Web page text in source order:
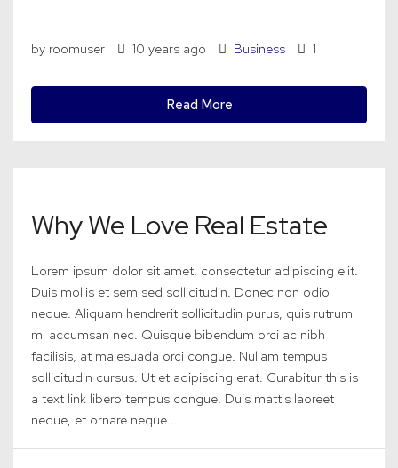
by roomuser 10 years ago Business 1
Read More
Why We Love Real Estate
Lorem ipsum dolor sit amet, consectetur adipiscing elit.
Duis mollis et sem sed sollicitudin. Donec non odio
neque. Aliquam hendrerit sollicitudin purus, quis rutrum
mi accumsan nec. Quisque bibendum orci ac nibh
facilisis, at malesuada orci congue. Nullam tempus
sollicitudin cursus. Ut et adipiscing erat. Curabitur this is
a text link libero tempus congue. Duis mattis laoreet
neque, et ornare neque...